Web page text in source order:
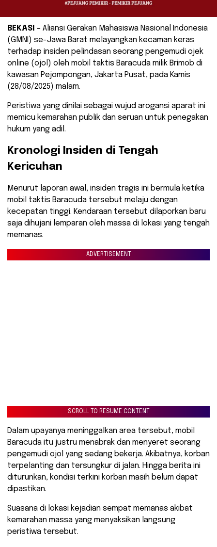
BEKASI – Aliansi Gerakan Mahasiswa Nasional Indonesia
(GMNI) se-Jawa Barat melayangkan kecaman keras
terhadap insiden pelindasan seorang pengemudi ojek
online (ojol) oleh mobil taktis Baracuda milik Brimob di
kawasan Pejompongan, Jakarta Pusat, pada Kamis
(28/08/2025) malam.
​Peristiwa yang dinilai sebagai wujud arogansi aparat ini
memicu kemarahan publik dan seruan untuk penegakan
hukum yang adil.
​Kronologi Insiden di Tengah
Kericuhan
​Menurut laporan awal, insiden tragis ini bermula ketika
mobil taktis Baracuda tersebut melaju dengan
kecepatan tinggi. Kendaraan tersebut dilaporkan baru
saja dihujani lemparan oleh massa di lokasi yang tengah
memanas.
ADVERTISEMENT
SCROLL TO RESUME CONTENT
​Dalam upayanya meninggalkan area tersebut, mobil
Baracuda itu justru menabrak dan menyeret seorang
pengemudi ojol yang sedang bekerja. Akibatnya, korban
terpelanting dan tersungkur di jalan. Hingga berita ini
diturunkan, kondisi terkini korban masih belum dapat
dipastikan.
​Suasana di lokasi kejadian sempat memanas akibat
kemarahan massa yang menyaksikan langsung
peristiwa tersebut.